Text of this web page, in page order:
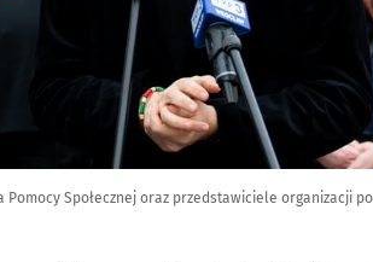
Społecznej oraz przedstawiciele organizacji